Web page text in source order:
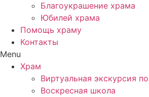
Благоукрашение храма
Юбилей храма
Помощь храму
Контакты
Menu
Храм
Виртуальная экскурсия
Воскресная школа